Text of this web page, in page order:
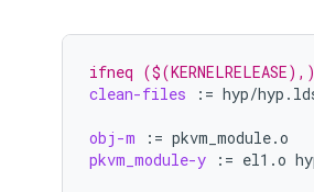
ifneq ($(KERNELRELEASE),)
clean-files
:= hyp/
obj-m :=
pkvm_module-y
:= el1.o